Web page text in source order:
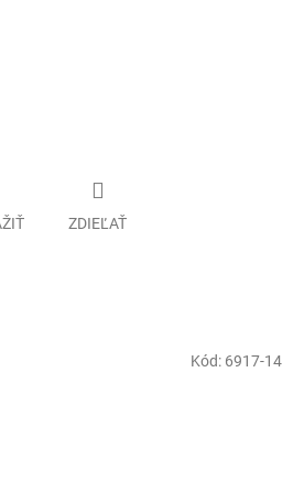
ZDIEĽAŤ
Kód: 6917-14